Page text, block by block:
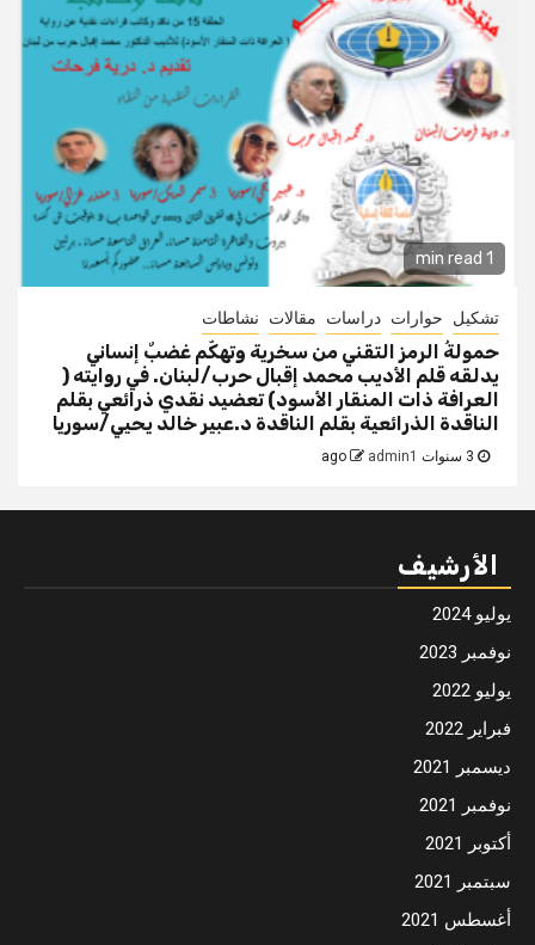
1 min read
تشكيل حوارات دراسات مقالات نشاطات
حمولةُ الرمز التقني من سخرية وتهكّم غضبٌ إنساني
يدلقه قلم الأديب محمد إقبال حرب/لبنان. في روايته (
العرافة ذات المنقار الأسود) تعضيد نقدي ذرائعي بقلم
الناقدة الذرائعية بقلم الناقدة د.عبير خالد يحيي/سوريا
admin1
الأرشيف
يوليو 2024
نوفمبر 2023
يوليو 2022
فبراير 2022
ديسمبر 2021
نوفمبر 2021
أكتوبر 2021
سبتمبر 2021
أغسطس 2021